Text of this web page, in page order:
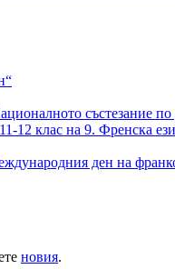
състезание
12 клас на 9. Френска
ден на
новия.